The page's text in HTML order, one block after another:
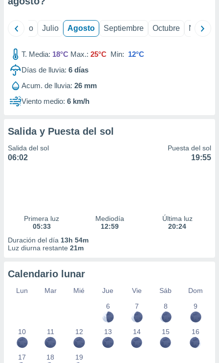
mediante
publicidad
publicidad
1199
Junio Julio Agosto Septiembre Octubre
T. Media: 18°C Max.: 25°C Min: 12°C
Días de lluvia: 6 días
Acum. de lluvia: 26 mm
Viento medio: 6 km/h
Salida y Puesta del sol
Salida del sol
06:02
Puesta del sol
19:55
Primera luz
05:33
Mediodía
12:59
Última luz
20:24
Duración del día 13h 54m
Luz diurna restante 21m
Calendario lunar
Lun Mar Mié Jue Vie Sáb
Dom
6
7 8 9
10 11 12 13 14 15 16
17 18 19